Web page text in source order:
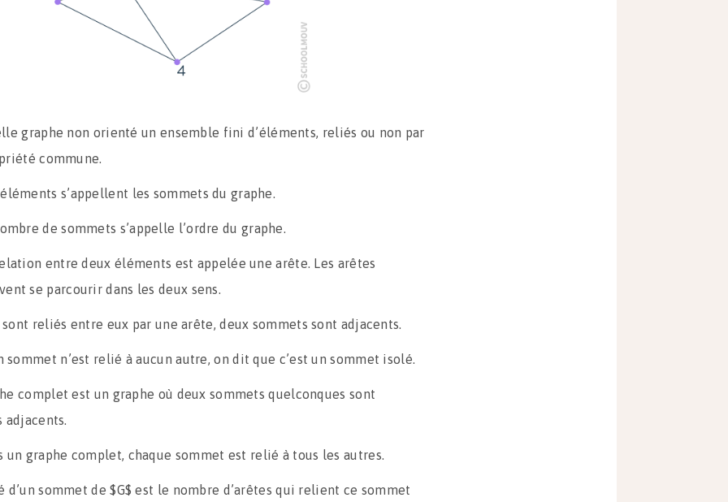
graphe non orienté un ensemble fini d’éléments, reliés ou non par
commune.
s’appellent les sommets du graphe.
de sommets s’appelle l’ordre du graphe.
entre deux éléments est appelée une arête. Les arêtes
se parcourir dans les deux sens.
sont reliés entre eux par une arête, deux sommets sont adjacents.
sommet n’est relié à aucun autre, on dit que c’est un sommet isolé.
complet est un graphe où deux sommets quelconques sont
adjacents.
un graphe complet, chaque sommet est relié à tous les autres.
d’un sommet de $G$ est le nombre d’arêtes qui relient ce sommet